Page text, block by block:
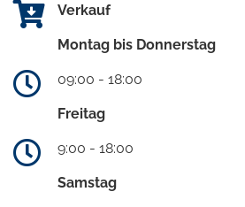
Verkauf
Montag bis Donnerstag
09:00 - 18:00
Freitag
9:00 - 18:00
Samstag